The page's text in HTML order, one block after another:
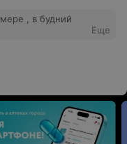
, в будний
Еще